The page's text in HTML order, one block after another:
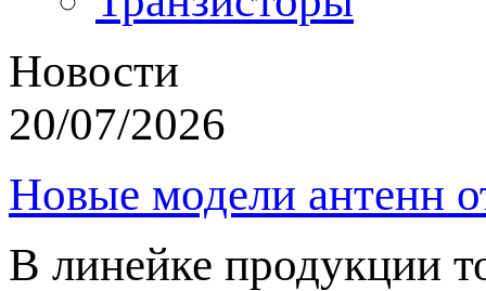
Новости
20/07/2026
Новые модели антенн
В линейке продукции